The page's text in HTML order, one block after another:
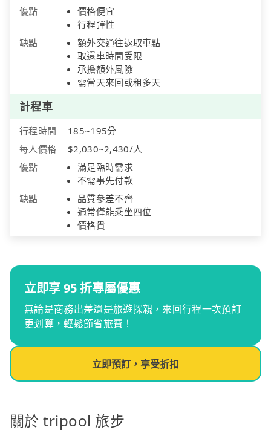
優點
價格便宜
行程彈性
缺點
額外交通往返取車點
取還車時間受限
承擔額外風險
需當天來回或租多天
計程車
行程時間
185~195分
每人價格
$2,030~2,430/人
優點
滿足臨時需求
不需事先付款
缺點
品質參差不齊
通常僅能乘坐四位
價格貴
立即享 95 折專屬優惠
無論是商務出差還是旅遊探親，來回行程一次預訂
更划算，輕鬆節省旅費！
立即預訂，享受折扣
關於 tripool 旅步